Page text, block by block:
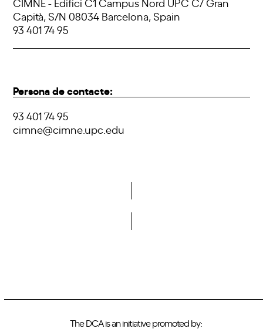
Capità, S/N 08034 Barcelona, Spain
93 401 74 95
Persona de contacte:
93 401 74 95
cimne@cimne.upc.edu
The DCA is an initiative promoted by: